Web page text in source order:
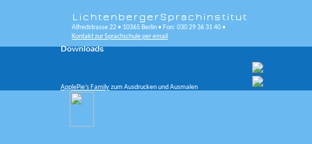
Lichtenberger Sprachinstitut
Alfredstrasse 22 • 10365 Berlin • Fon: 030 29 36 31 40 •
Kontakt zur Sprachschule per email
Downloads
ApplePie’s Familyzum Ausdrucken und Ausmalen